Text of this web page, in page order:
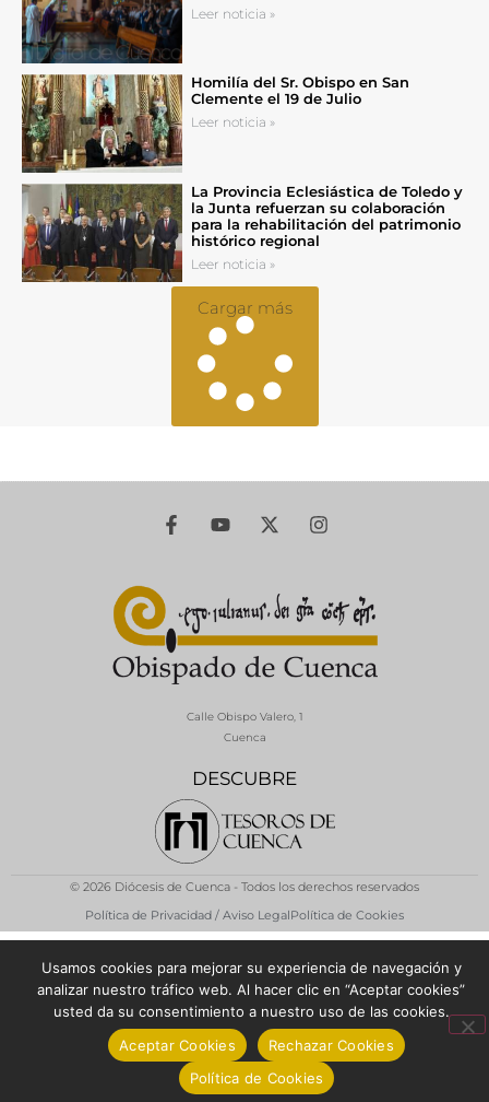
Leer noticia »
Homilía del Sr. Obispo en San
Clemente el 19 de Julio
Leer noticia »
La Provincia Eclesiástica de Toledo y
la Junta refuerzan su colaboración
para la rehabilitación del patrimonio
histórico regional
Leer noticia »
Cargar más
DESCUBRE
Calle Obispo Valero, 1
Cuenca
© 2026 Diócesis de Cuenca - Todos los derechos reservados
Política de Privacidad / Aviso LegalPolítica de Cookies
Usamos cookies para mejorar su experiencia de navegación y
analizar nuestro tráfico web. Al hacer clic en “Aceptar cookies”
usted da su consentimiento a nuestro uso de las cookies.
Aceptar Cookies
Rechazar Cookies
Política de Cookies